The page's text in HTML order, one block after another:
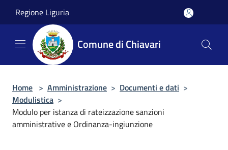
Regione Liguria
Comune di Chiavari
Home > Amministrazione > Documenti e dati >
Modulistica >
Modulo per istanza di rateizzazione sanzioni
amministrative e Ordinanza-ingiunzione